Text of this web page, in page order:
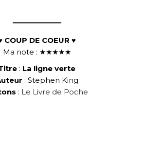
COUP DE COEUR ♥
Ma note : ★★★★★
: La ligne verte
: Stephen King
: Le Livre de Poche